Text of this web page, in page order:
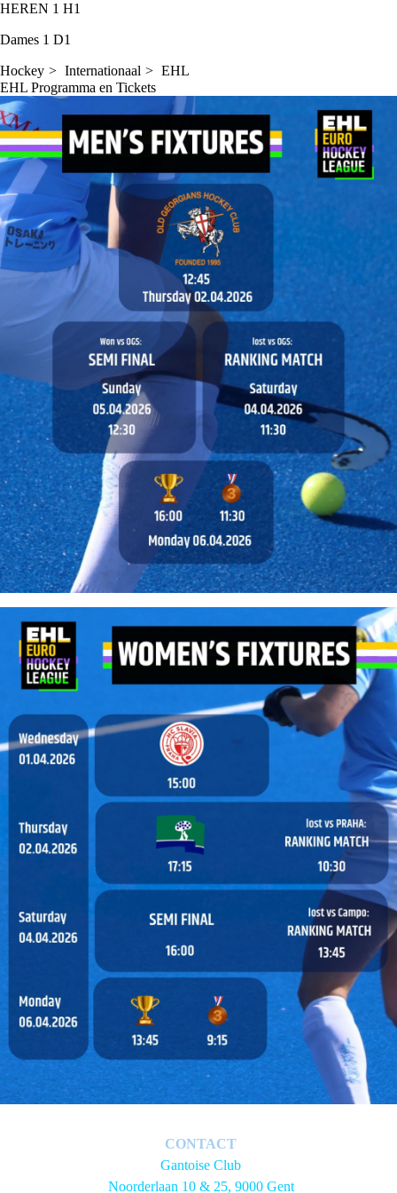
HEREN 1 H1
Dames 1 D1
Hockey Internationaal
EHL
EHL Programma en Tickets
CONTACT
Gantoise Club
Noorderlaan 10 & 25, 9000 Gent